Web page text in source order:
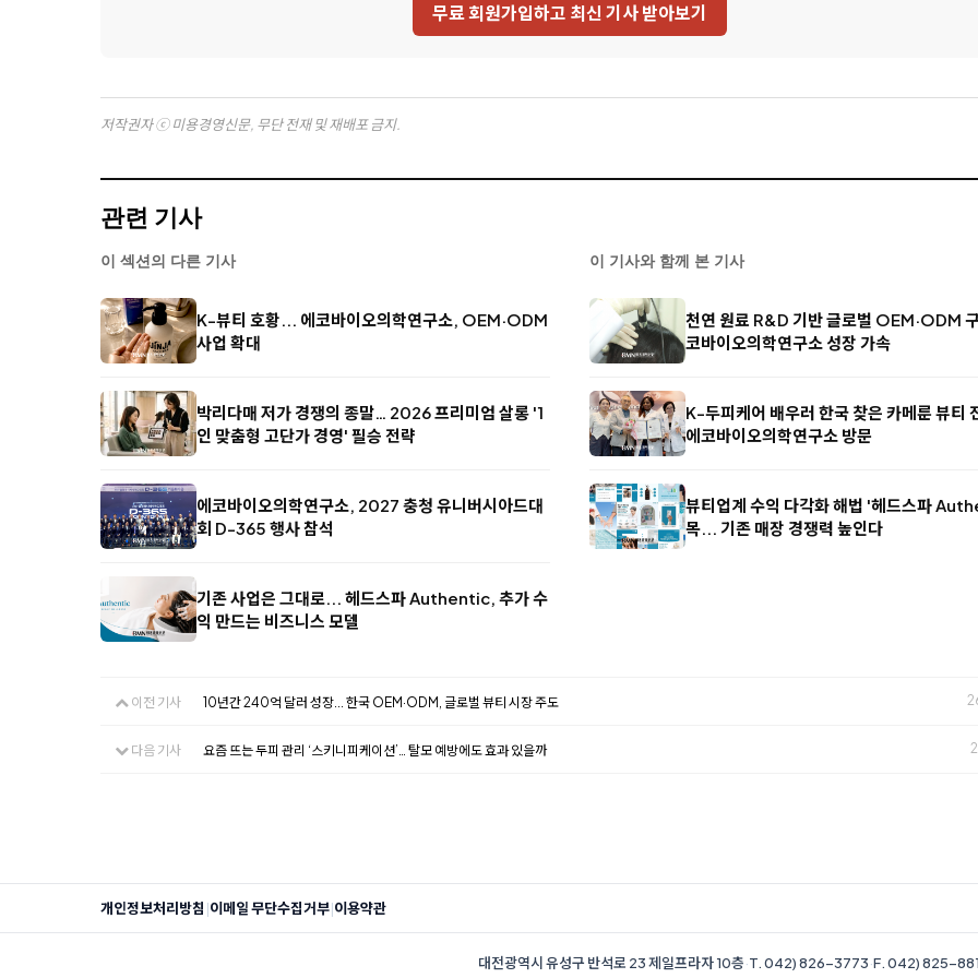
무료 회원가입하고 최신 기사 받아보기
저작권자 ⓒ 미용경영신문, 무단 전재 및 재배포 금지.
관련 기사
이 섹션의 다른 기사
K-뷰티 호황... 에코바이오의학연구소, OEM·ODM
사업 확대
박리다매 저가 경쟁의 종말… 2026 프리미엄 살롱 '1
인 맞춤형 고단가 경영' 필승 전략
에코바이오의학연구소, 2027 충청 유니버시아드대
회 D-365 행사 참석
기존 사업은 그대로... 헤드스파 Authentic, 추가 수
익 만드는 비즈니스 모델
이 기사와 함께 본 기사
천연 원료 R&D 기반 글로벌 OEM·ODM
코바이오의학연구소 성장 가속
K-두피케어 배우러 한국 찾은 카메룬 뷰티
에코바이오의학연구소 방문
뷰티업계 수익 다각화 해법 '헤드스파
목... 기존 매장 경쟁력 높인다
이전 기사 10년간 240억 달러 성장... 한국 OEM·ODM, 글로벌 뷰티 시장 주도
다음 기사 요즘 뜨는 두피 관리 ‘스키니피케이션’… 탈모 예방에도 효과 있을까
개인정보처리방침 |이메일 무단수집거부|이용약관
대전광역시 유성구 반석로 23 제일프라자 10층·T. 042) 826-3773·F. 042) 825-